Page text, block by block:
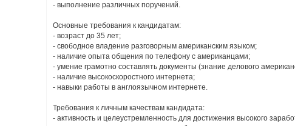
- выполнение различных поручений.
Основные требования к кандидатам:
- возраст до 35 лет;
- свободное владение разговорным американским языком;
- наличие опыта общения по телефону с американцами;
- умение грамотно составлять документы (знание делового
- наличие высокоскоростного интернета;
- навыки работы в англоязычном интернете.
Требования к личным качествам кандидата:
- активность и целеустремленность для достижения высокого